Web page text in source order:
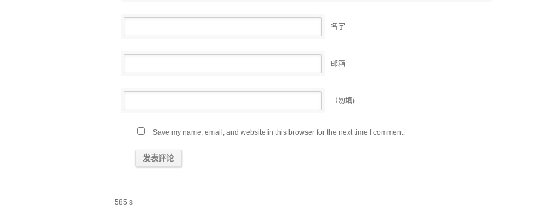
名字
邮箱
（勿填)
Save my name, email, and website in this browser for the next time I comment.
585 s